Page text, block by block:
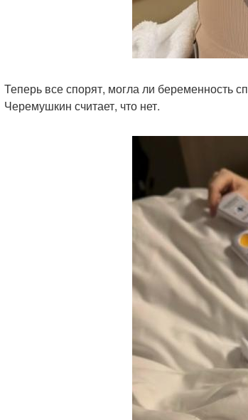
Теперь все спорят, могла ли беременность
Черемушкин считает, что нет.